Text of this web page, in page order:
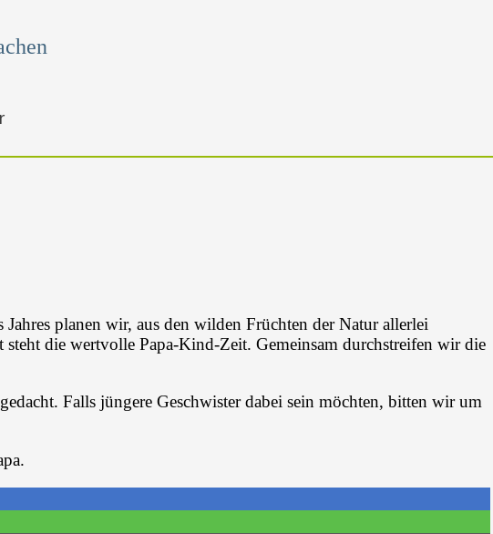
planen wir, aus den wilden Früchten der Natur allerlei
steht die wertvolle Papa-Kind-Zeit. Gemeinsam durchstreifen wir die
Falls jüngere Geschwister dabei sein möchten, bitten wir um